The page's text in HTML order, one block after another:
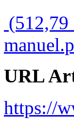
URL
https://